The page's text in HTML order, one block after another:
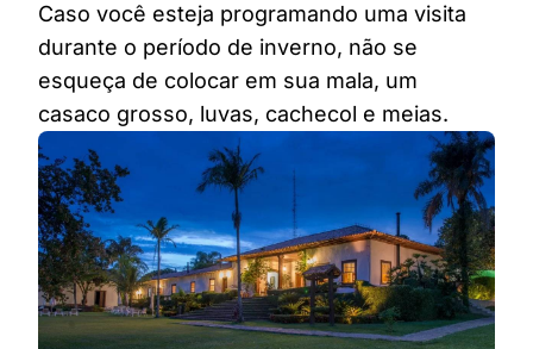
Caso você esteja programando uma visita
durante o período de inverno, não se
esqueça de colocar em sua mala, um
casaco grosso, luvas, cachecol e meias.